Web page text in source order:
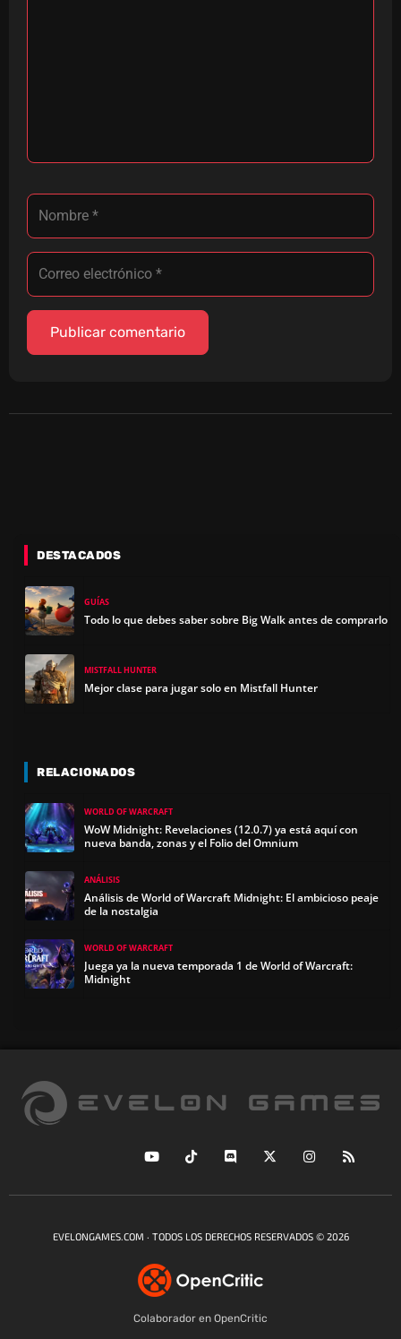
DESTACADOS
GUÍAS
Todo lo que debes saber sobre Big Walk antes de comprarlo
MISTFALL HUNTER
Mejor clase para jugar solo en Mistfall Hunter
RELACIONADOS
WORLD OF WARCRAFT
WoW Midnight: Revelaciones (12.0.7) ya está aquí con
nueva banda, zonas y el Folio del Omnium
ANÁLISIS
Análisis de World of Warcraft Midnight: El ambicioso peaje
de la nostalgia
WORLD OF WARCRAFT
Juega ya la nueva temporada 1 de World of Warcraft:
Midnight
EVELONGAMES.COM · TODOS LOS DERECHOS RESERVADOS © 2026
Colaborador en OpenCritic